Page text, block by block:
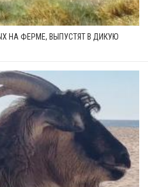
НА ФЕРМЕ, ВЫПУСТЯТ В ДИКУЮ